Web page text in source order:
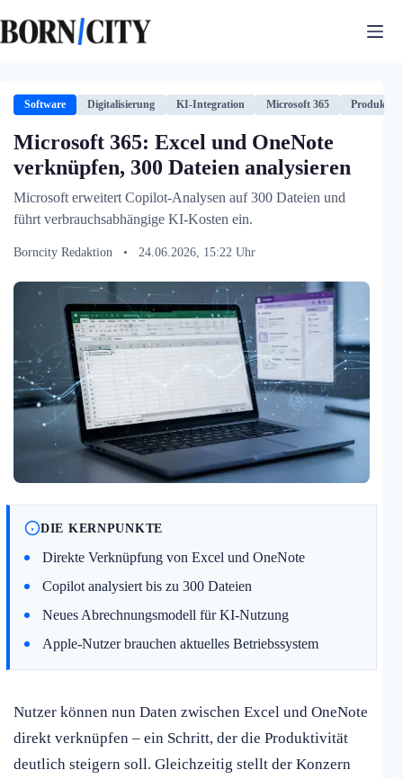
Inhalt
springen
Software Digitalisierung KI-Integration Microsoft 365
Microsoft 365: Excel und OneNote
verknüpfen, 300 Dateien analysieren
Microsoft erweitert Copilot-Analysen auf 300 Dateien und
führt verbrauchsabhängige KI-Kosten ein.
Borncity Redaktion • 24.06.2026, 15:22 Uhr
DIE KERNPUNKTE
Direkte Verknüpfung von Excel und OneNote
Copilot analysiert bis zu 300 Dateien
Neues Abrechnungsmodell für KI-Nutzung
Apple-Nutzer brauchen aktuelles Betriebssystem
Nutzer können nun Daten zwischen Excel und OneNote
direkt verknüpfen – ein Schritt, der die Produktivität
deutlich steigern soll. Gleichzeitig stellt der Konzern